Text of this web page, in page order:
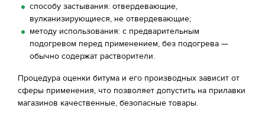
способу застывания: отвердевающие,
вулканизирующиеся, не отвердевающие;
методу использования: с предварительным
подогревом перед применением, без подогрева —
обычно содержат растворители.
Процедура оценки битума и его производных зависит от
сферы применения, что позволяет допустить на прилавки
магазинов качественные, безопасные товары.